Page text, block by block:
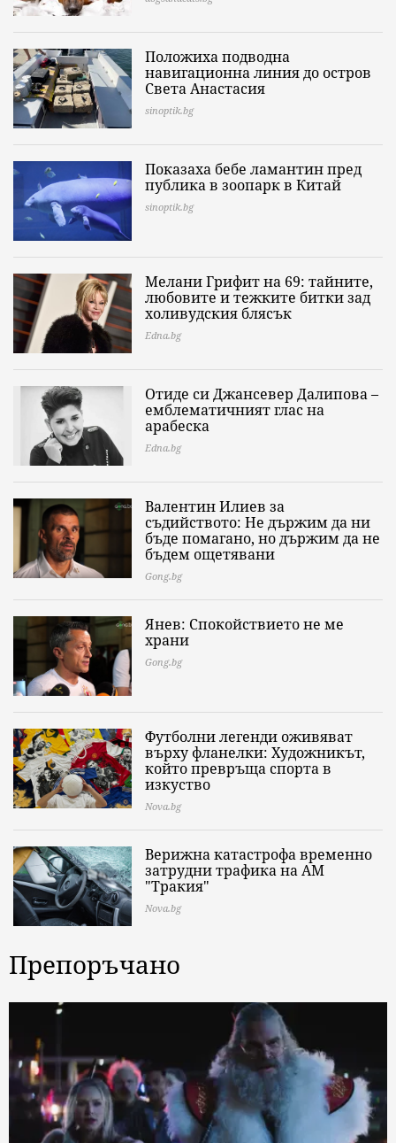
Положиха подводна
навигационна линия до остров
Света Анастасия
sinoptik.bg
Показаха бебе ламантин пред
публика в зоопарк в Китай
sinoptik.bg
Мелани Грифит на 69: тайните,
любовите и тежките битки зад
холивудския блясък
Edna.bg
Отиде си Джансевер Далипова –
емблематичният глас на
арабеска
Edna.bg
Валентин Илиев за
съдийството: Не държим да ни
бъде помагано, но държим да не
бъдем ощетявани
Gong.bg
Янев: Спокойствието не ме
храни
Gong.bg
Футболни легенди оживяват
върху фланелки: Художникът,
който превръща спорта в
изкуство
Nova.bg
Верижна катастрофа временно
затрудни трафика на АМ
"Тракия"
Nova.bg
Препоръчано